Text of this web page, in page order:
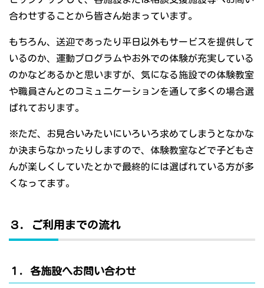
合わせすることから皆さん始まっています。
もちろん、送迎であったり平日以外もサービスを提供して
いるのか、運動プログラムやお外での体験が充実している
のかなどあるかと思いますが、気になる施設での体験教室
や職員さんとのコミュニケーションを通して多くの場合選
ばれております。
※ただ、お見合いみたいにいろいろ求めてしまうとなかな
か決まらなかったりしますので、体験教室などで子どもさ
んが楽しくしていたとかで最終的には選ばれている方が多
くなってます。
３．ご利用までの流れ
１．各施設へお問い合わせ